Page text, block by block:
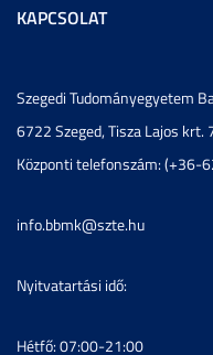
KAPCSOLAT
Szegedi Tudományegyetem
6722 Szeged, Tisza Lajos krt.
Központi telefonszám: (+36-
info.bbmk@szte.hu
Nyitvatartási idő:
Hétfő: 07:00-21:00